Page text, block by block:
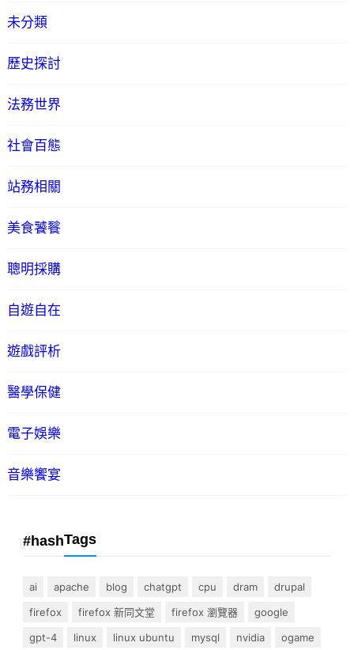
未分類
歷史探討
法務世界
社會百態
站務相關
美食饕餮
聰明採購
自遊自在
遊戲評析
醫學保健
電子娛樂
音樂饗宴
#hashTags
ai apache blog chatgpt cpu dram
drupal
firefox
firefox 新同文堂 firefox 瀏覽器
google
gpt-4
linux linux ubuntu mysql nvidia
ogame